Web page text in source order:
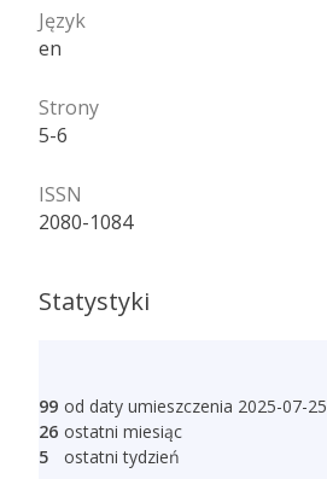
Język
en
Strony
5-6
ISSN
2080-1084
Statystyki
99 od daty umieszczenia 2025-07-25
26 ostatni miesiąc
5
ostatni tydzień